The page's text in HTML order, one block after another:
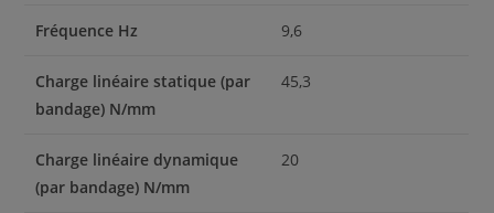
Fréquence Hz 9,6
Charge linéaire statique (par
bandage) N/mm
45,3
Charge linéaire dynamique
(par bandage) N/mm
20